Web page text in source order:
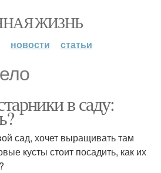
ЖИЗНЬ
новости статьи
в саду:
сад, хочет выращивать там
кусты стоит посадить, как их